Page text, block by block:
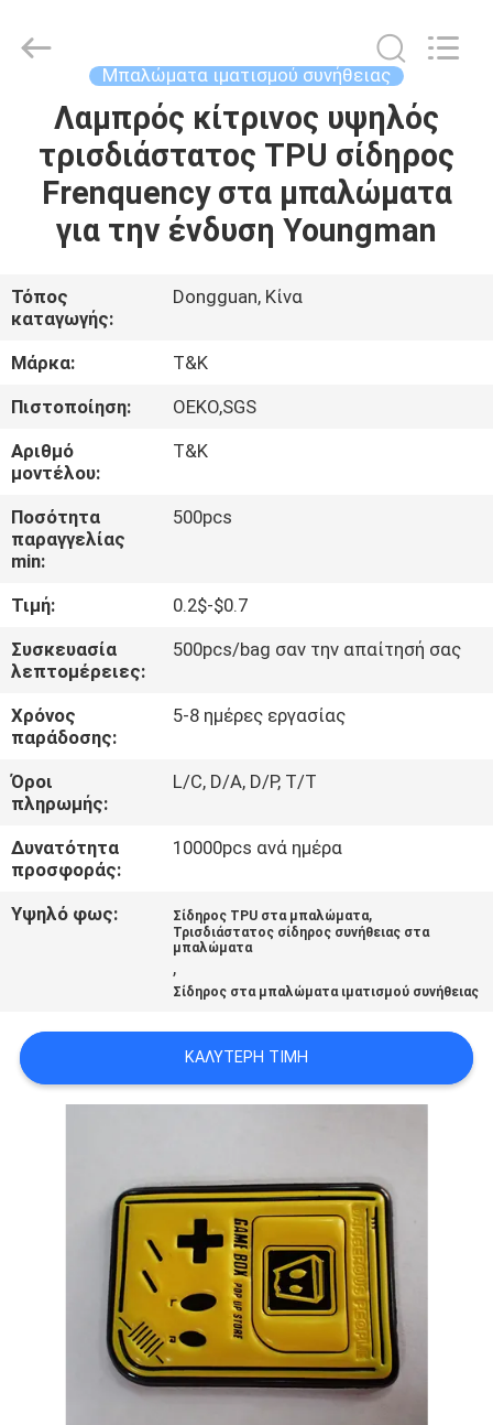
ΣΠΊΤΙ
ΠΡΟΪΌΝΤΑ
ΠΕΡΊΠΟΥ
ΕΜΕΊΣ
ΓΎΡΟΣ
ΕΡΓΟΣΤΑΣΊΩΝ
ΠΟΙΟΤΙΚΌΣ
ΈΛΕΓΧΟΣ
ΕΛΆΤΕ
ΣΕ
ΕΠΑΦΉ
ΜΕ
ΖΗΤΉΣΤΕ
ΈΝΑ
ΑΠΌΣΠΑΣΜΑ
POLICY
Accessories
Co.,Ltd.
Μπαλώματα ιματισμού συνήθειας
Λαμπρός κίτρινος υψηλός
τρισδιάστατος TPU σίδηρος
Frenquency στα μπαλώματα
για την ένδυση Youngman
Τόπος
καταγωγής:
Dongguan, Κίνα
Μάρκα:
T&K
Πιστοποίηση:
OEKO,SGS
Αριθμό
μοντέλου:
T&K
Ποσότητα
παραγγελίας
min:
500pcs
Τιμή:
0.2$-$0.7
Συσκευασία
λεπτομέρειες:
500pcs/bag σαν την απαίτησή σας
Χρόνος
παράδοσης:
5-8 ημέρες εργασίας
Όροι
πληρωμής:
L/C, D/A, D/P, T/T
Δυνατότητα
προσφοράς:
10000pcs ανά ημέρα
Υψηλό φως: Σίδηρος TPU στα μπαλώματα,
Τρισδιάστατος σίδηρος συνήθειας στα
μπαλώματα
,
Σίδηρος στα μπαλώματα ιματισμού συνήθειας
ΚΑΛΎΤΕΡΗ ΤΙΜΉ